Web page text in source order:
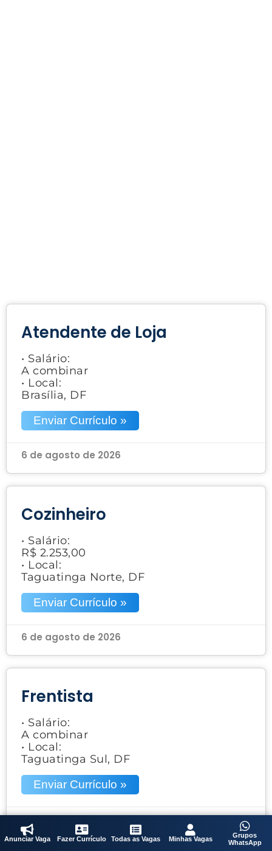
Atendente de Loja
• Salário:
A combinar
• Local:
Brasília, DF
Enviar Currículo »
6 de agosto de 2026
Cozinheiro
• Salário:
R$ 2.253,00
• Local:
Taguatinga Norte, DF
Enviar Currículo »
6 de agosto de 2026
Frentista
• Salário:
A combinar
• Local:
Taguatinga Sul, DF
Enviar Currículo »
6 de agosto de 2026
Anunciar Vaga Fazer Currículo Todas as Vagas Minhas Vagas
Grupos
WhatsApp